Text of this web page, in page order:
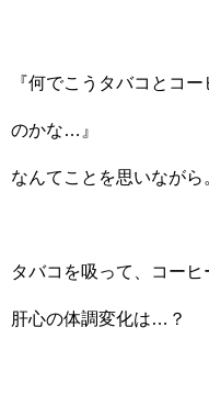
『何でこうタバコとコ
のかな…』
なんてことを思いながら
タバコを吸って、コーヒ
肝心の体調変化は…？